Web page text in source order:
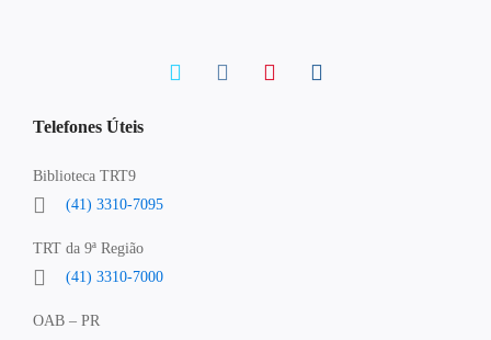
Telefones Úteis
Biblioteca TRT9
(41) 3310-7095
TRT da 9ª Região
(41) 3310-7000
OAB – PR